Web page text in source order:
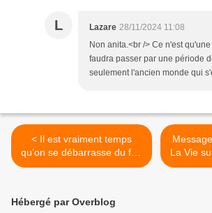
L Lazare 28/11/2024 11:08
Non anita.<br /> Ce n'est
faudra passer par une période
seulement l'ancien monde qui
< Il est vraiment temps
qu’on se débarrasse du fou
dangereux Macron
La Vie
: La
Hébergé par Overblog